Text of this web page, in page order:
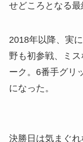
せどころとなる最
2018年以降、実
野も初参戦、ミ
ーク。6番手グリ
になった。
決勝日は気まぐ